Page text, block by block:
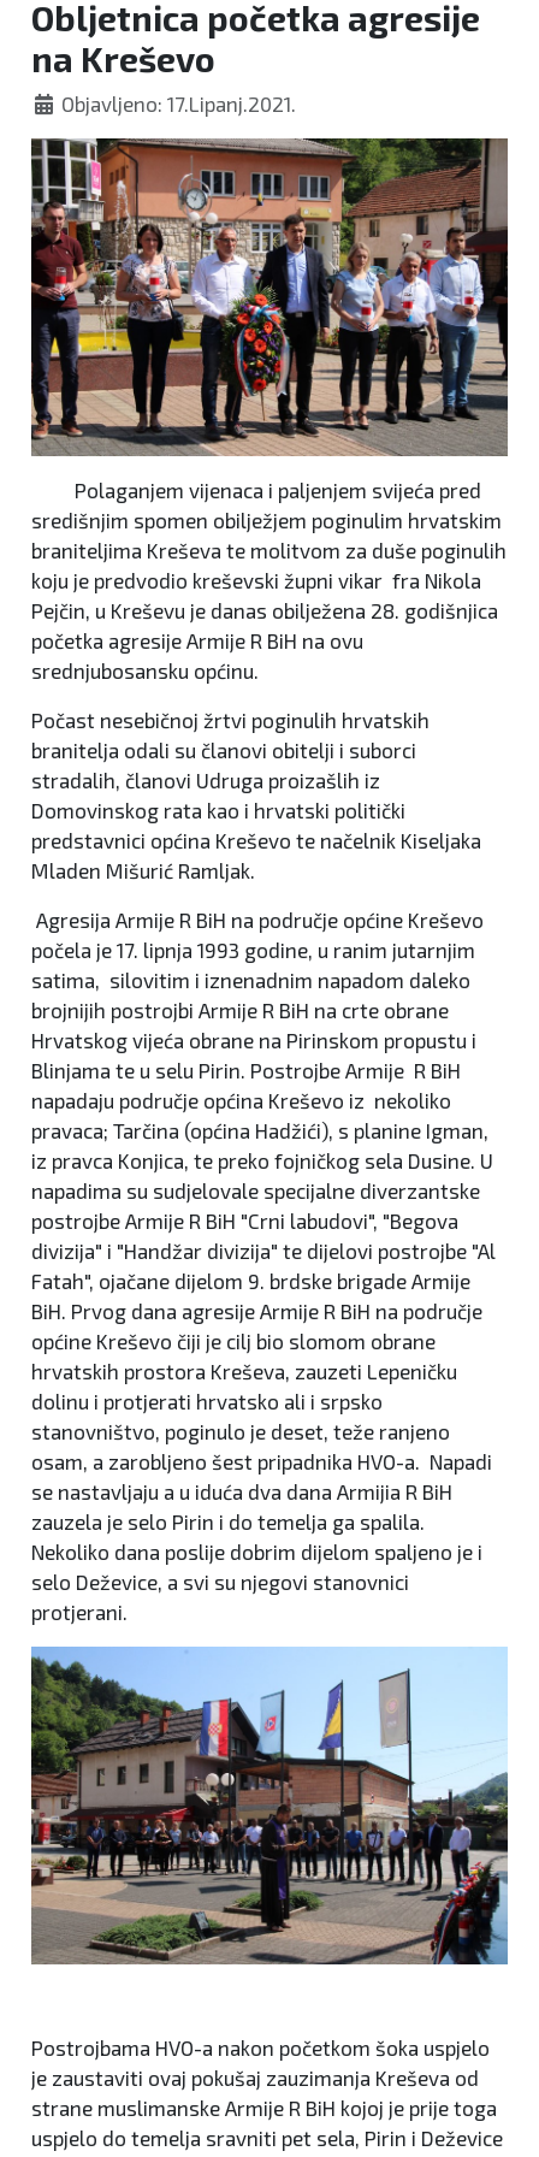
Obljetnica početka agresije
na Kreševo
Objavljeno: 17.Lipanj.2021.
Polaganjem vijenaca i paljenjem svijeća pred
središnjim spomen obilježjem poginulim hrvatskim
braniteljima Kreševa te molitvom za duše poginulih
koju je predvodio kreševski župni vikar fra Nikola
Pejčin, u Kreševu je danas obilježena 28. godišnjica
početka agresije Armije R BiH na ovu
srednjubosansku općinu.
Počast nesebičnoj žrtvi poginulih hrvatskih
branitelja odali su članovi obitelji i suborci
stradalih, članovi Udruga proizašlih iz
Domovinskog rata kao i hrvatski politički
predstavnici općina Kreševo te načelnik Kiseljaka
Mladen Mišurić Ramljak.
Agresija Armije R BiH na područje općine Kreševo
počela je 17. lipnja 1993 godine, u ranim jutarnjim
satima, silovitim i iznenadnim napadom daleko
brojnijih postrojbi Armije R BiH na crte obrane
Hrvatskog vijeća obrane na Pirinskom propustu i
Blinjama te u selu Pirin. Postrojbe Armije R BiH
napadaju područje općina Kreševo iz nekoliko
pravaca; Tarčina (općina Hadžići), s planine Igman,
iz pravca Konjica, te preko fojničkog sela Dusine. U
napadima su sudjelovale specijalne diverzantske
postrojbe Armije R BiH "Crni labudovi", "Begova
divizija" i "Handžar divizija" te dijelovi postrojbe "Al
Fatah", ojačane dijelom 9. brdske brigade Armije
BiH. Prvog dana agresije Armije R BiH na područje
općine Kreševo čiji je cilj bio slomom obrane
hrvatskih prostora Kreševa, zauzeti Lepeničku
dolinu i protjerati hrvatsko ali i srpsko
stanovništvo, poginulo je deset, teže ranjeno
osam, a zarobljeno šest pripadnika HVO-a. Napadi
se nastavljaju a u iduća dva dana Armijia R BiH
zauzela je selo Pirin i do temelja ga spalila.
Nekoliko dana poslije dobrim dijelom spaljeno je i
selo Deževice, a svi su njegovi stanovnici
protjerani.
Postrojbama HVO-a nakon početkom šoka uspjelo
je zaustaviti ovaj pokušaj zauzimanja Kreševa od
strane muslimanske Armije R BiH kojoj je prije toga
uspjelo do temelja sravniti pet sela, Pirin i Deževice